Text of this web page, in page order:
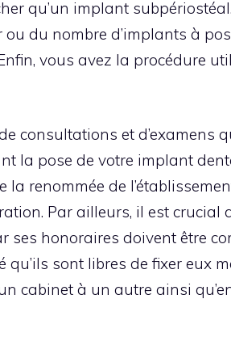
qu’un implant
du nombre d’implants à
vous avez la procédure
consultations et d’examens
la pose de votre implant
la renommée de
Par ailleurs, il est crucial
ses honoraires doivent être
sont libres de fixer eux
cabinet à un autre ainsi